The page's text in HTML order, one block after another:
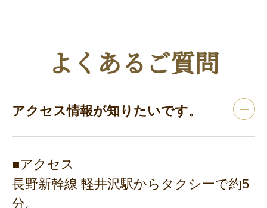
よくあるご質問
アクセス情報が知りたいです。
■アクセス
長野新幹線 軽井沢駅からタクシーで約5
分。